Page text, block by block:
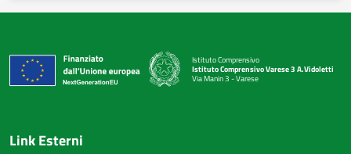
Istituto Comprensivo
Istituto Comprensivo Varese 3 A.Vidoletti
Via Manin 3 - Varese
Link Esterni